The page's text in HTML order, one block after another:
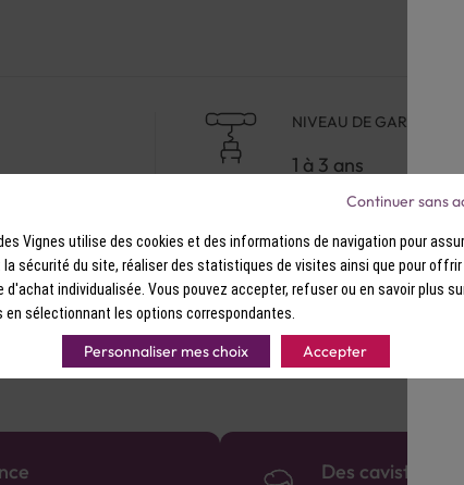
NIVEAU DE GARDE
1 à 3 ans
Des cavistes à
Vignes utilise des cookies et des informations de navigation pour
sécurité du site, réaliser des statistiques de visites ainsi que pour offrir
d'achat individualisée. Vous pouvez accepter, refuser ou en savoir plus
en sélectionnant les options correspondantes.
Personnaliser mes choix Accepter
Continuer sans